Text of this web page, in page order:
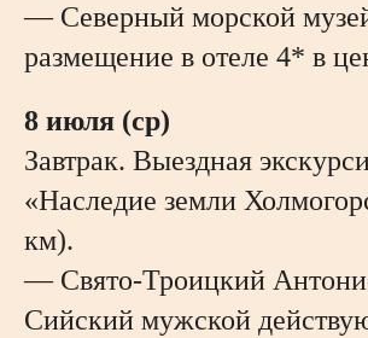
— Северный морской
размещение в отеле 4* в
8 июля (ср)
Завтрак. Выездная
«Наследие земли
км).
— Свято-Троицкий
Сийский мужской